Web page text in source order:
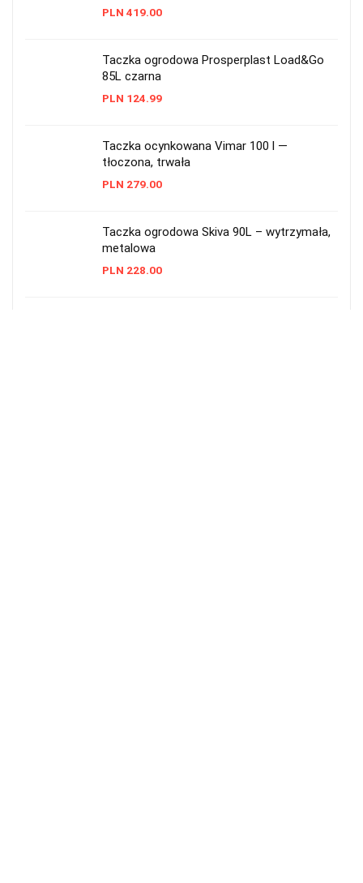
PLN 419.00
Taczka ogrodowa Prosperplast Load&Go
85L czarna
PLN 124.99
Taczka ocynkowana Vimar 100 l —
tłoczona, trwała
PLN 279.00
Taczka ogrodowa Skiva 90L – wytrzymała,
metalowa
PLN 228.00